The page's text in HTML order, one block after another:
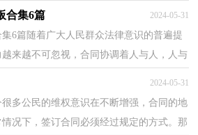
合同犯愁了吧，下面是小...
合集6篇 2024-05-31
集6篇随着广大人民群众法律意识的普遍提
来越不可忽视，合同协调着人与人，人与
定合同的时候需要注意什...
2024-05-31
多公民的维权意识在不断增强，合同的地
况下，签订合同必须经过规定的方式。那